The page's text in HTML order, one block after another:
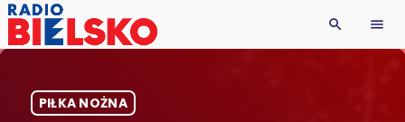
search menu
PIŁKA NOŻNA